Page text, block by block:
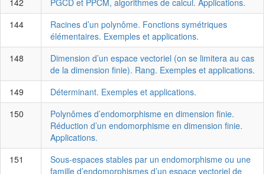
142
PGCD et PPCM, algorithmes de calcul. Applications.
144
Racines d’un polynôme. Fonctions symétriques
élémentaires. Exemples et applications.
148
Dimension d’un espace vectoriel (on se limitera au cas
de la dimension finie). Rang. Exemples et applications.
149
Déterminant. Exemples et applications.
150
Polynômes d’endomorphisme en dimension finie.
Réduction d’un endomorphisme en dimension finie.
Applications.
151
Sous-espaces stables par un endomorphisme ou une
famille d’endomorphismes d’un espace vectoriel de